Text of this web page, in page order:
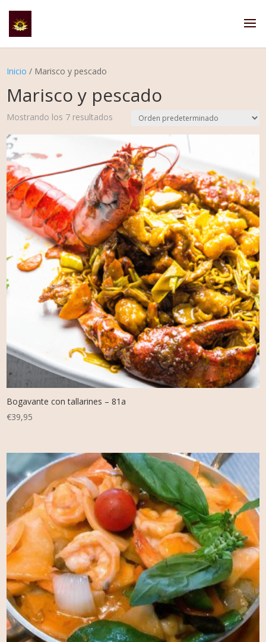
Inicio / Marisco y pescado
Marisco y pescado
Mostrando los 7 resultados
Bogavante con tallarines – 81a
€39,95